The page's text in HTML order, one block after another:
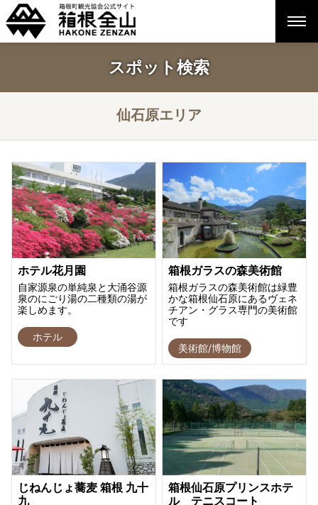
スポット検索
仙石原エリア
ホテル花月園
自家源泉の単純泉と大涌谷源
泉のにごり湯の二種類の湯が
楽しめます。
ホテル
箱根ガラスの森美術館
箱根ガラスの森美術館は緑豊
かな箱根仙石原にあるヴェネ
チアン・グラス専門の美術館
です
美術館/博物館
じねんじょ蕎麦 箱根 九十
九
箱根仙石原プリンスホテ
ル テニスコート